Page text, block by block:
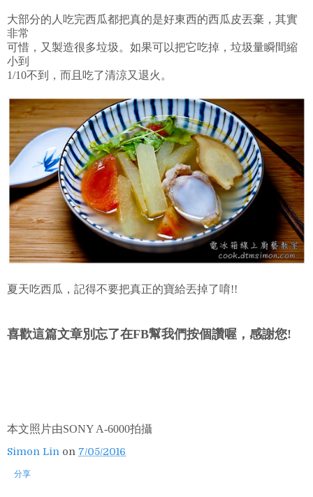
大部分的人吃完西瓜都把真的是好東西的西瓜皮丟棄，其實
非常
可惜，又製造很多垃圾。如果可以把它吃掉，垃圾量瞬間縮
小到
1/10不到，而且吃了清涼又退火。
夏天吃西瓜，記得不要把真正的寶給丟掉了唷!!
喜歡這篇文章別忘了在FB幫我們按個讚喔，感謝您!
本文照片由SONY A-6000拍攝
Simon Lin on 7/05/2016
分享